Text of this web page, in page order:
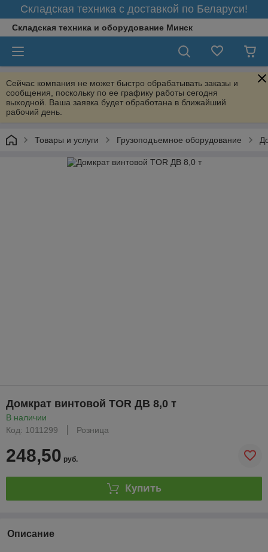
Складская техника с доставкой по Беларуси!
Складская техника и оборудование Минск
Сейчас компания не может быстро обрабатывать заказы и
сообщения, поскольку по ее графику работы сегодня
выходной. Ваша заявка будет обработана в ближайший
рабочий день.
Товары и услуги Грузоподъемное оборудование
Домкрат винтовой TOR ДВ 8,0 т
В наличии
Код: 1011299
Розница
248,50 руб.
Купить
Описание